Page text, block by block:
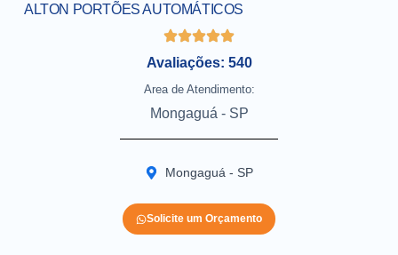
ALTON PORTÕES AUTOMÁTICOS
Avaliações: 540
Area de Atendimento:
Mongaguá - SP
Mongaguá - SP
Solicite um Orçamento